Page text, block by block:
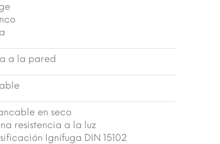
a la pared
en seco
resistencia a la luz
Ignífuga DIN 15102